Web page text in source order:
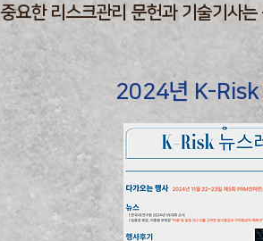
중요한 리스크관리 문헌과 기술기사
2024년 K-Risk